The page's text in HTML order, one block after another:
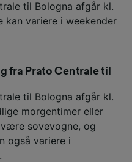
til Bologna afgår kl.
kan variere i weekender
fra Prato Centrale til
til Bologna afgår kl.
morgentimer eller
sovevogne, og
også variere i